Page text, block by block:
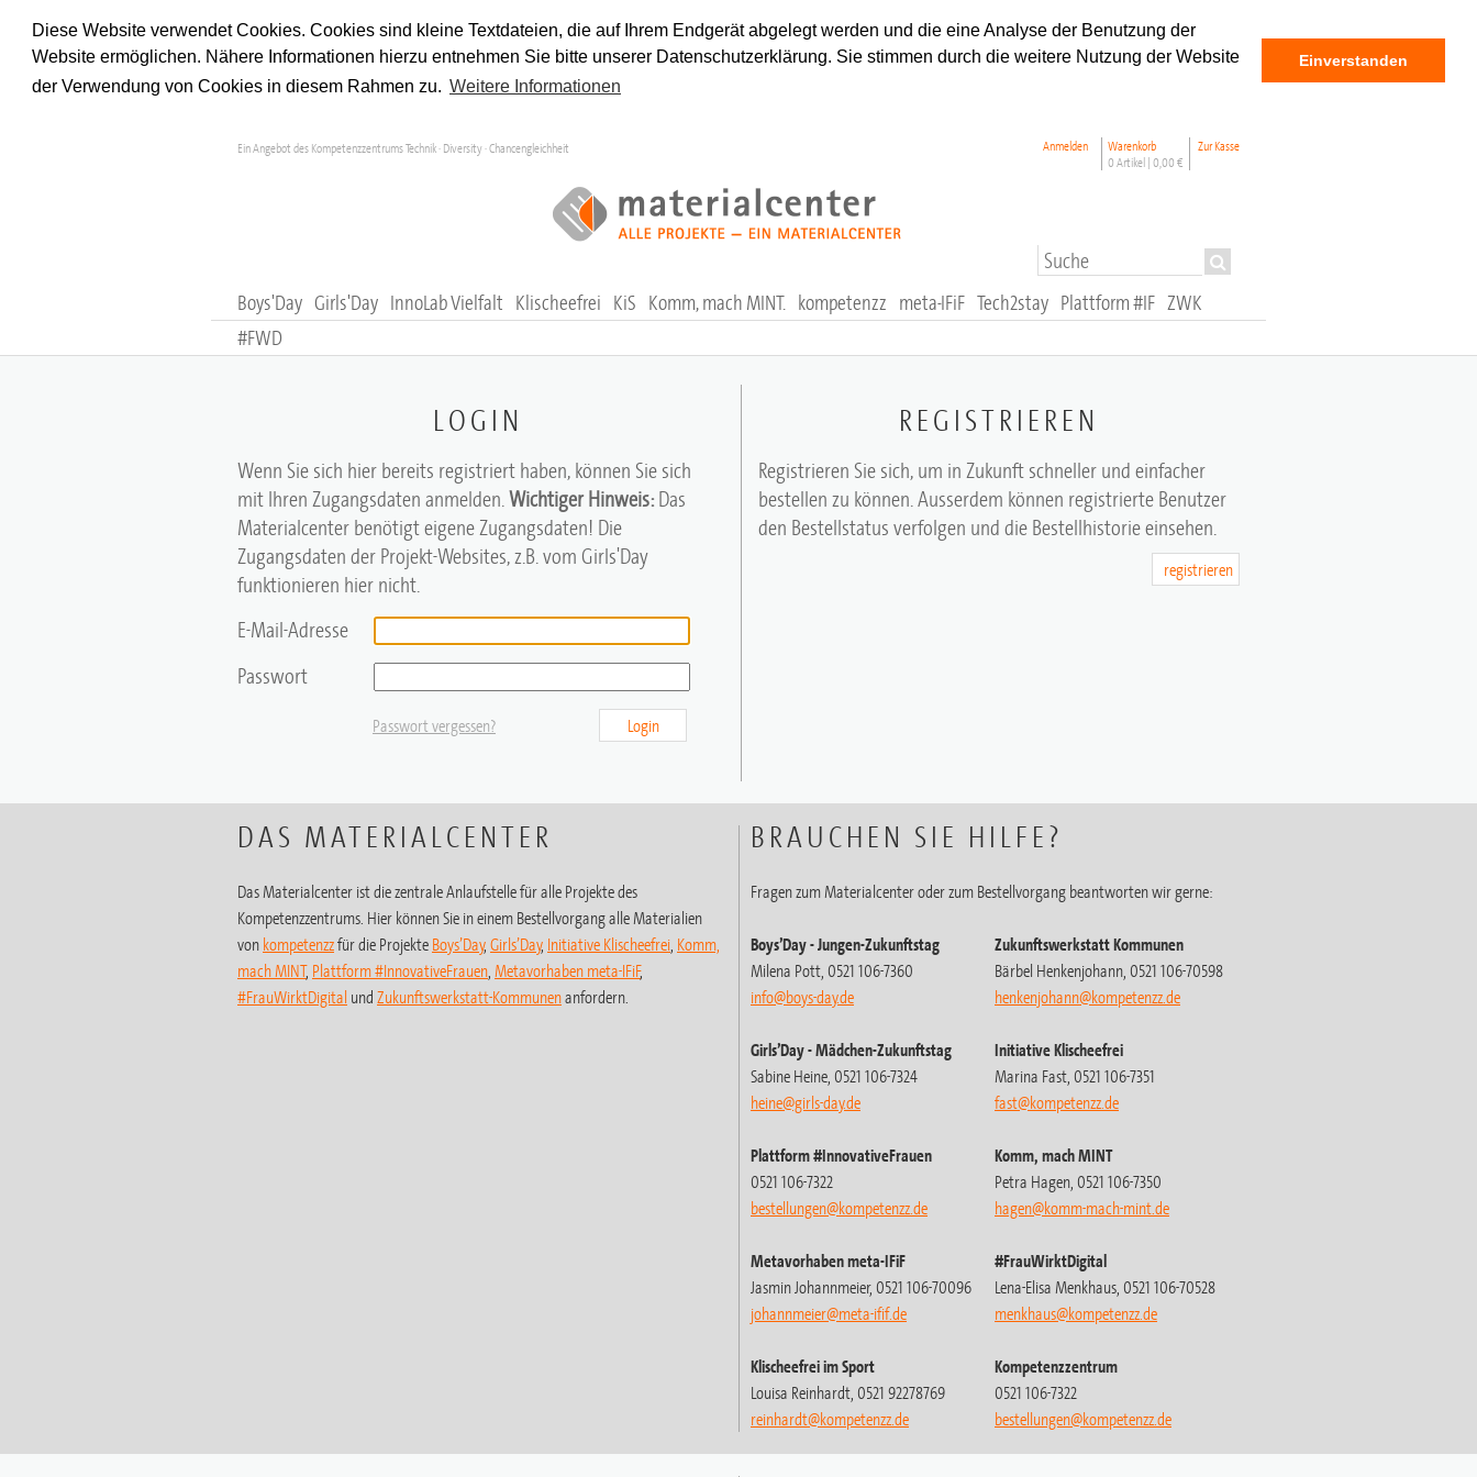
Diese Website verwendet Cookies. Cookies sind kleine Textdateien, die auf Ihrem Endgerät abgelegt werden und die eine Analyse der Benutzung der
Website ermöglichen. Nähere Informationen hierzu entnehmen Sie bitte unserer Datenschutzerklärung. Sie stimmen durch die weitere Nutzung der Website
der Verwendung von Cookies in diesem Rahmen zu. Weitere Informationen
Einverstanden
Ein Angebot des Kompetenzzentrums Technik · Diversity · Chancengleichheit Anmelden
Warenkorb
0 Artikel | 0,00 €
Zur Kasse
Boys'Day Girls'Day InnoLab Vielfalt Klischeefrei KiS Komm, mach MINT. kompetenzz meta-IFiF Tech2stay Plattform #IF ZWK
#FWD
LOGIN
Wenn Sie sich hier bereits registriert haben, können Sie sich
mit Ihren Zugangsdaten anmelden. Wichtiger Hinweis: Das
Materialcenter benötigt eigene Zugangsdaten! Die
Zugangsdaten der Projekt-Websites, z.B. vom Girls'Day
funktionieren hier nicht.
E-Mail-Adresse
Passwort
Passwort vergessen? Login
REGISTRIEREN
Registrieren Sie sich, um in Zukunft schneller und einfacher
bestellen zu können. Ausserdem können registrierte Benutzer
den Bestellstatus verfolgen und die Bestellhistorie einsehen.
registrieren
DAS MATERIALCENTER
Das Materialcenter ist die zentrale Anlaufstelle für alle Projekte des
Kompetenzzentrums. Hier können Sie in einem Bestellvorgang alle Materialien
von kompetenzzfür die Projekte Boys’Day, Girls’Day, Initiative Klischeefrei Komm,
mach MINT, Plattform #InnovativeFrauen Metavorhaben meta-IFiF,
#FrauWirktDigital und Zukunftswerkstatt-Kommunenanfordern.
BRAUCHEN SIE HILFE?
Fragen zum Materialcenter oder zum Bestellvorgang beantworten wir gerne:
Boys’Day- Jungen-Zukunftstag
Milena Pott, 0521 106-7360
info@boys-day.de
Zukunftswerkstatt Kommunen
Bärbel Henkenjohann, 0521 106-70598
henkenjohann@kompetenzz.de
Girls’Day- Mädchen-Zukunftstag
Sabine Heine, 0521 106-7324
heine@girls-day.de
Initiative Klischeefrei
Marina Fast, 0521 106-7351
fast@kompetenzz.de
Plattform #InnovativeFrauen
0521 106-7322
bestellungen@kompetenzz.de
Komm, mach MINT
Petra Hagen, 0521 106-7350
hagen@komm-mach-mint.de
Metavorhaben meta-IFiF
Jasmin Johannmeier, 0521 106-70096
johannmeier@meta-ifif.de
#FrauWirktDigital
Lena-Elisa Menkhaus, 0521 106-70528
menkhaus@kompetenzz.de
Klischeefrei im Sport
Louisa Reinhardt, 0521 92278769
reinhardt@kompetenzz.de
Kompetenzzentrum
0521 106-7322
bestellungen@kompetenzz.de